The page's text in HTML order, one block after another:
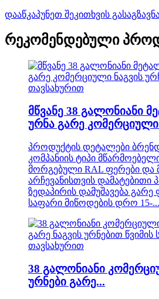
დააწკაპუნეთ შეკითხვის
რეკომენდებული
მწვანე 38 გალონიანი
ურნა გარე
პროდუქტის დეტალები
კომპანიის ტიპი
მორგებული RAL ფერები და
არჩევანისთვის დამატებითი
ზედაპირის დამუშავება გარე
საფარი მიწოდების დრო 15-...
38 გალონიანი
ურნები გარე...